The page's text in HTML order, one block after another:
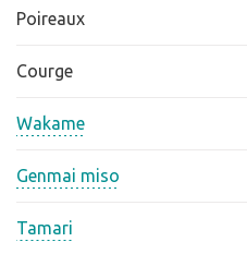
Poireaux
Courge
Wakame
Genmai miso
Tamari